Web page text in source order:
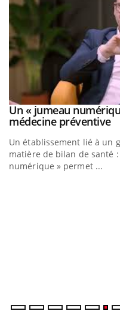
Youtube
Un « jumeau
médecine préventive
Un établissement lié à un
matière de bilan de santé
numérique » permet ...